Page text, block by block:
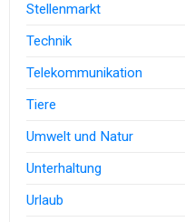
Stellenmarkt
Technik
Telekommunikation
Tiere
Umwelt und Natur
Unterhaltung
Urlaub